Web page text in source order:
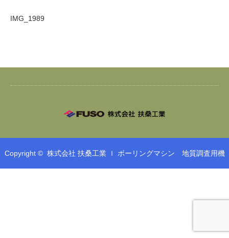
IMG_1989
Copyright © 株式会社 扶桑工業 ｌ ボーリングマシン 地質調査用機